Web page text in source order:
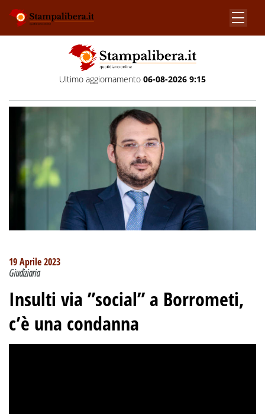
Ultimo aggiornamento 06-08-2026 9:15
19 Aprile 2023
Giudiziaria
Insulti via ”social” a Borrometi,
c’è una condanna